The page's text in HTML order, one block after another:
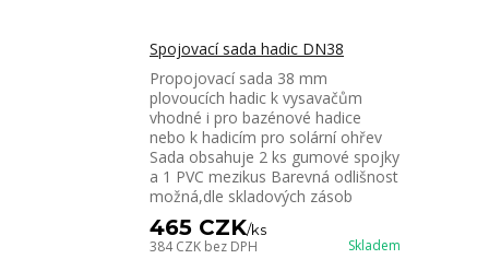
Spojovací sada hadic DN38
Propojovací sada 38 mm
plovoucích hadic k vysavačům
vhodné i pro bazénové hadice
nebo k hadicím pro solární ohřev
Sada obsahuje 2 ks gumové spojky
a 1 PVC mezikus Barevná odlišnost
možná,dle skladových zásob
465 CZK/ks
384 CZK bez DPH Skladem